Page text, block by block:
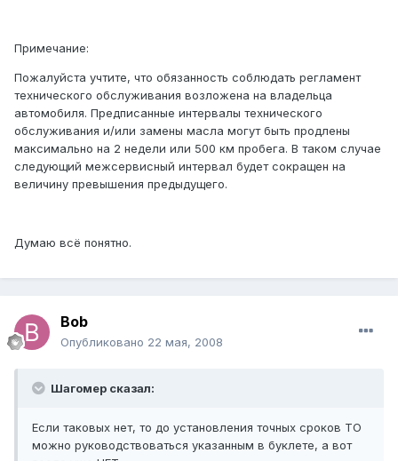
Примечание:
Пожалуйста учтите, что обязанность соблюдать регламент
технического обслуживания возложена на владельца
автомобиля. Предписанные интервалы технического
обслуживания и/или замены масла могут быть продлены
максимально на 2 недели или 500 км пробега. В таком случае
следующий межсервисный интервал будет сокращен на
величину превышения предыдущего.
Думаю всё понятно.
Bob
Опубликовано 22 мая, 2008
Шагомер сказал:
Если таковых нет, то до установления точных сроков ТО
можно руководствоваться указанным в буклете, а вот